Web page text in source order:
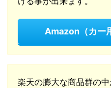
Amazon（カー
楽天の膨大な商品群の